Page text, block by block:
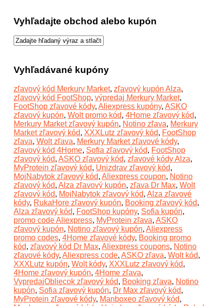
Vyhľadajte obchod alebo kupón
Vyhľadávané kupóny
zľavový kód Merkury Market, zľavový kupón Alza,
zľavový kód FootShop, výpredaj Merkury Market,
FootShop zľavové kódy, Aliexpress kupóny, ASKO
zľavový kupón, Wolt promo kód, 4Home zľavový kód,
Merkury Market zľavový kupón, Notino zľava, Merkury
Market zľavový kód, XXXLutz zľavový kód, FootShop
zľava, Wolt zľava, Merkury Market zľavové kódy,
zľavový kód 4Home, Sofia zľavový kód, FootShop
zľavový kód, ASKO zľavový kód, zľavové kódy Alza,
MyProtein zľavový kód, Unizdrav zľavový kód,
MojNabytok zľavový kód, Aliexpress coupon, Notino
zľavový kód, Alza zľavový kupón, zľava Dr Max, Wolt
zľavový kód, MojNabytok zľavový kód, Alza zľavové
kódy, RukaHore zľavový kupón, Booking zľavový kód,
Alza zľavový kód, FootShop kupóny, Sofia kupón,
promo code Aliexpress, MyProtein zľava, ASKO
zľavový kupón, Notino zľavový kupón, Aliexpress
promo codes, 4Home zľavové kódy, Booking promo
kód, zľavový kód Dr Max, Aliexpress coupons, Notino
zľavové kódy, Aliexpress code, ASKO zľava, Wolt kód,
XXXLutz kupón, Wolt kódy, XXXLutz zľavový kód,
4Home zľavový kupón, 4Home zľava,
VypredajObliecok zľavový kód, Booking zľava, Notino
kupón, Sofia zľavový kupón, Dr Max zľavový kód,
MyProtein zľavové kódy, Manboxeo zľavový kód,